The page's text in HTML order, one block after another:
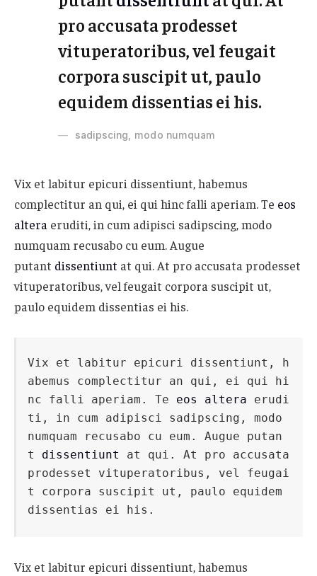
pro accusata prodesset
vituperatoribus, vel feugait
corpora suscipit ut, paulo
equidem dissentias ei his.
sadipscing, modo numquam
Vix et labitur epicuri dissentiunt, habemus
complectitur an qui, ei qui hinc falli aperiam. Te eos
altera eruditi, in cum adipisci sadipscing, modo
numquam recusabo cu eum. Augue
putant dissentiunt at qui. At pro accusata prodesset
vituperatoribus, vel feugait corpora suscipit ut,
paulo equidem dissentias ei his.
Vix et labitur epicuri dissentiunt, h
abemus complectitur an qui, ei qui hi
nc falli aperiam. Te eos altera erudi
ti, in cum adipisci sadipscing, modo
numquam recusabo cu eum. Augue putan
t dissentiunt at qui. At pro accusata
prodesset vituperatoribus, vel feugai
t corpora suscipit ut, paulo equidem
dissentias ei his.
Vix et labitur epicuri dissentiunt, habemus